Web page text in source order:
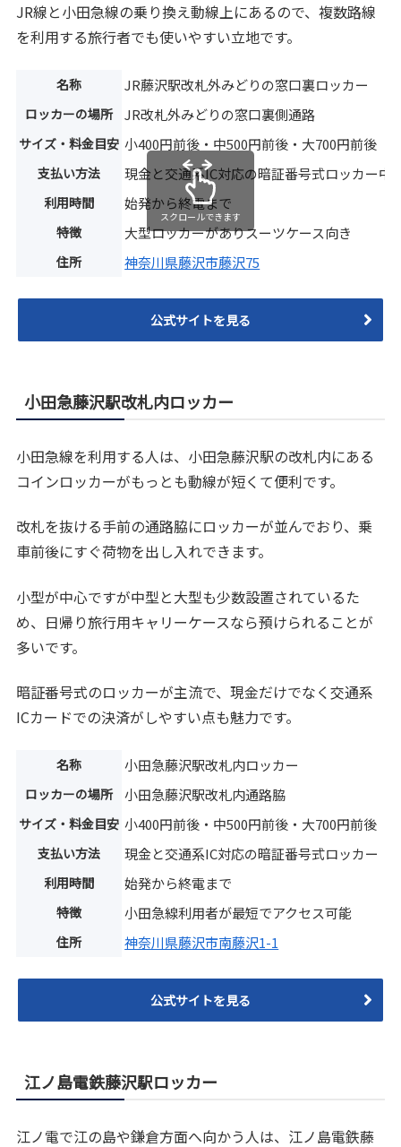
JR線と小田急線の乗り換え動線上にあるので、複数路線
を利用する旅行者でも使いやすい立地です。
名称 JR藤沢駅改札外みどりの窓口裏ロッカー
ロッカーの場所 JR改札外みどりの窓口裏側通路
サイズ・料金目安 小400円前後・中500円前後・大700円前後
支払い方法 現金と交通系IC対応の暗証番号式ロッカー中
利用時間 始発から終電まで
特徴 大型ロッカーがありスーツケース向き
住所 神奈川県藤沢市藤沢75
スクロールできます
公式サイトを見る
小田急藤沢駅改札内ロッカー
小田急線を利用する人は、小田急藤沢駅の改札内にある
コインロッカーがもっとも動線が短くて便利です。
改札を抜ける手前の通路脇にロッカーが並んでおり、乗
車前後にすぐ荷物を出し入れできます。
小型が中心ですが中型と大型も少数設置されているた
め、日帰り旅行用キャリーケースなら預けられることが
多いです。
暗証番号式のロッカーが主流で、現金だけでなく交通系
ICカードでの決済がしやすい点も魅力です。
名称 小田急藤沢駅改札内ロッカー
ロッカーの場所 小田急藤沢駅改札内通路脇
サイズ・料金目安 小400円前後・中500円前後・大700円前後
支払い方法 現金と交通系IC対応の暗証番号式ロッカー
利用時間 始発から終電まで
特徴 小田急線利用者が最短でアクセス可能
住所 神奈川県藤沢市南藤沢1-1
公式サイトを見る
江ノ島電鉄藤沢駅ロッカー
江ノ電で江の島や鎌倉方面へ向かう人は、江ノ島電鉄藤